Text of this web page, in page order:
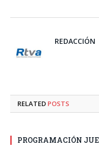
REDACCIÓN
RELATED POSTS
PROGRAMACIÓN